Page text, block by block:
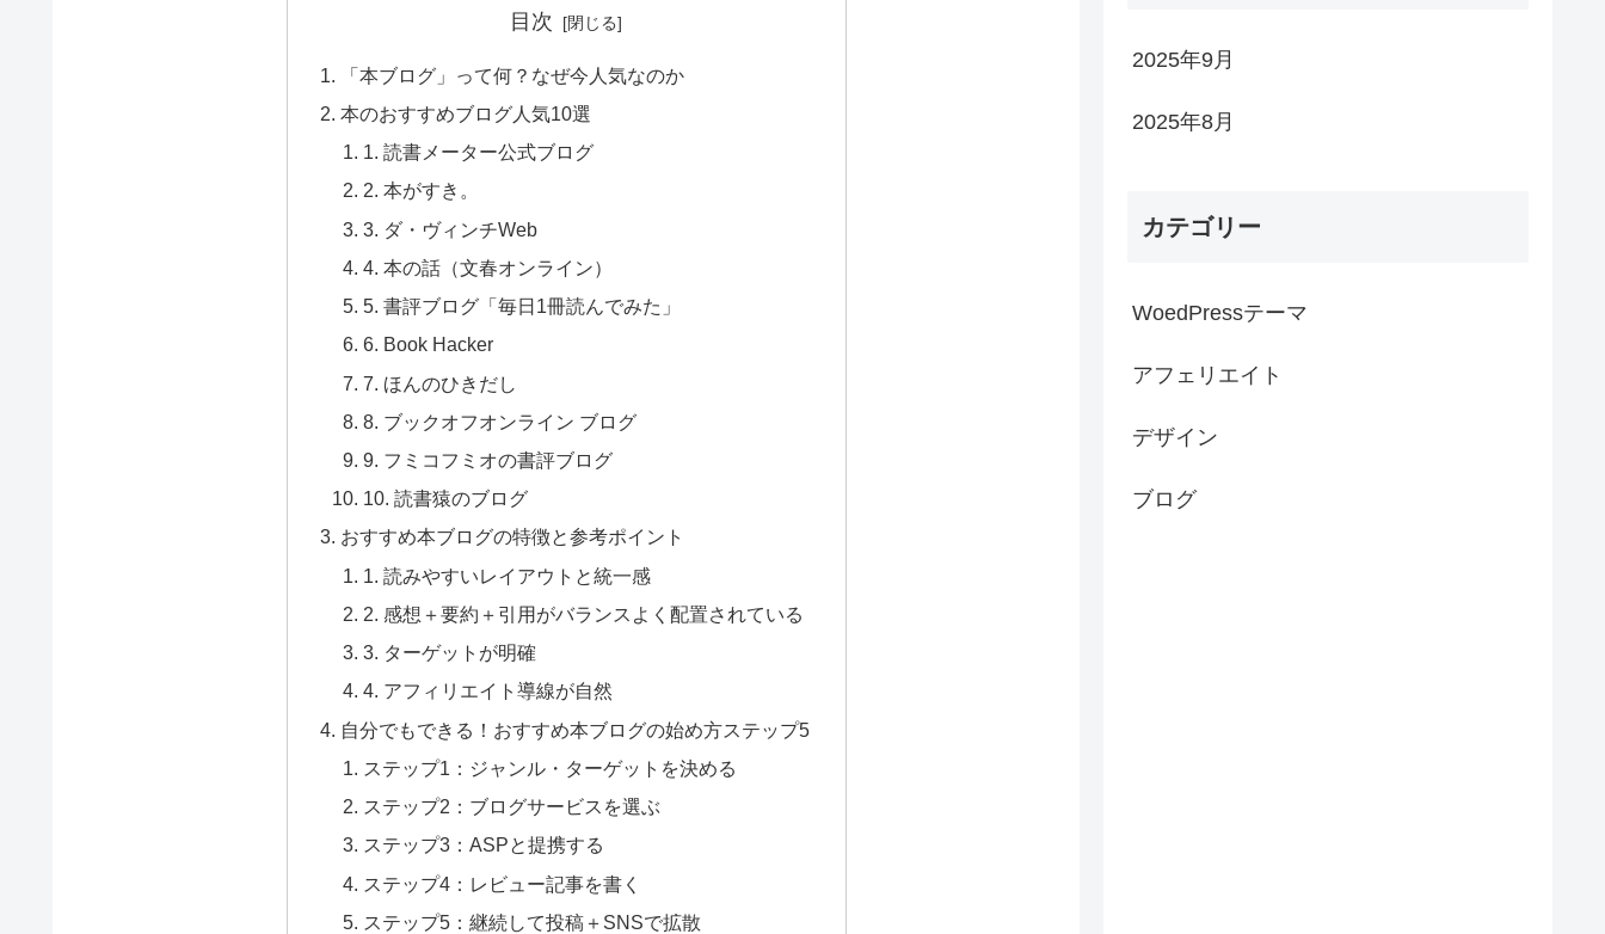
目次
「本ブログ」って何？なぜ今人気なのか
本のおすすめブログ人気10選
1. 読書メーター公式ブログ
2. 本がすき。
3. ダ・ヴィンチWeb
4. 本の話（文春オンライン）
5. 書評ブログ「毎日1冊読んでみた」
6. Book Hacker
7. ほんのひきだし
8. ブックオフオンライン ブログ
9. フミコフミオの書評ブログ
10. 読書猿のブログ
おすすめ本ブログの特徴と参考ポイント
1. 読みやすいレイアウトと統一感
2. 感想＋要約＋引用がバランスよく配置されている
3. ターゲットが明確
4. アフィリエイト導線が自然
自分でもできる！おすすめ本ブログの始め方ステップ5
ステップ1：ジャンル・ターゲットを決める
ステップ2：ブログサービスを選ぶ
ステップ3：ASPと提携する
ステップ4：レビュー記事を書く
ステップ5：継続して投稿＋SNSで拡散
2025年9月
2025年8月
カテゴリー
WoedPressテーマ
アフェリエイト
デザイン
ブログ